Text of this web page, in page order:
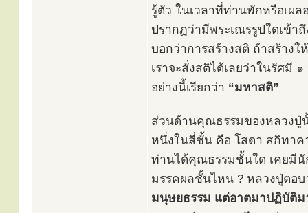
รู้ตัว ในเวลาที่ท่านพักหรือเผล
ปรากฏว่ามีพระเณรรูปใดเข้า
บอกว่าการสร้างสติ ถ้าสร้าง
เราจะสั่งสติได้เลยว่าในรัศมี
อย่างนี้เรียกว่า “มหาสติ”
ส่วนด้านคุณธรรมของหลวงปู่
หนึ่งในสี่ชั้น คือ โสดา สกิทาค
ท่านได้คุณธรรมชั้นใด เคยมีนั
มรรคผลชั้นไหน ? หลวงปู่ตอ
มนุษยธรรม แต่อาตมาปฏิบัติ